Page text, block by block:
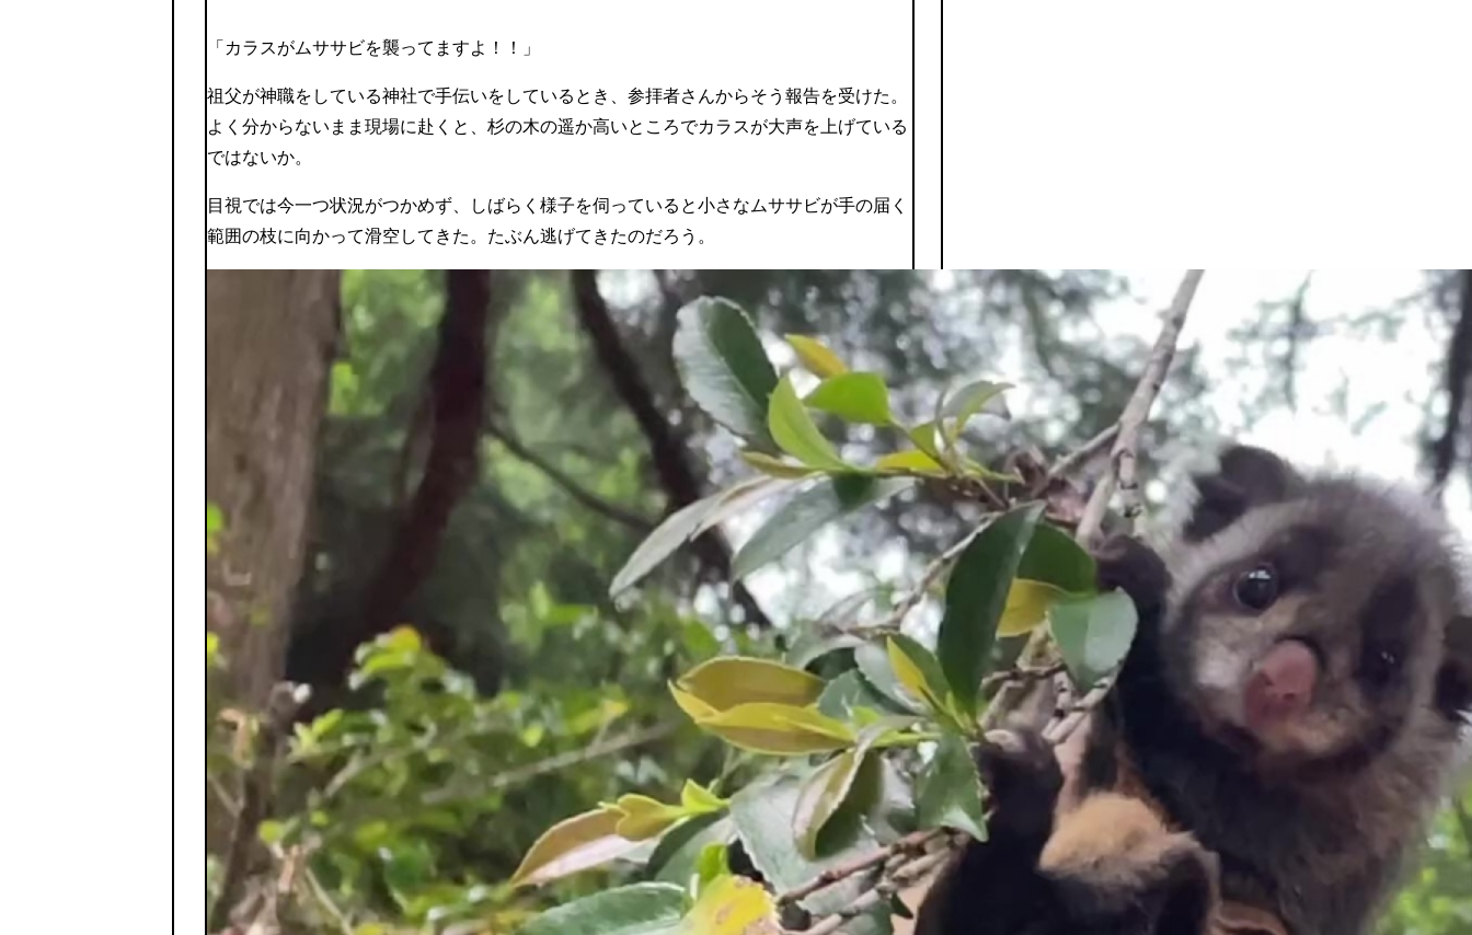
「カラスがムササビを襲ってますよ！！」
祖父が神職をしている神社で手伝いをしているとき、参拝者さんからそう報告を受けた。
よく分からないまま現場に赴くと、杉の木の遥か高いところでカラスが大声を上げている
ではないか。
目視では今一つ状況がつかめず、しばらく様子を伺っていると小さなムササビが手の届く
範囲の枝に向かって滑空してきた。たぶん逃げてきたのだろう。